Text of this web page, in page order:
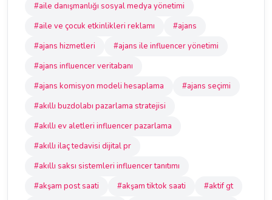
#aile danışmanlığı sosyal medya yönetimi
#aile ve çocuk etkinlikleri reklamı
#ajans
#ajans hizmetleri
#ajans ile influencer yönetimi
#ajans influencer veritabanı
#ajans komisyon modeli hesaplama
#ajans seçimi
#akıllı buzdolabı pazarlama stratejisi
#akıllı ev aletleri influencer pazarlama
#akıllı ilaç tedavisi dijital pr
#akıllı saksı sistemleri influencer tanıtımı
#akşam post saati
#akşam tiktok saati
#aktif gt